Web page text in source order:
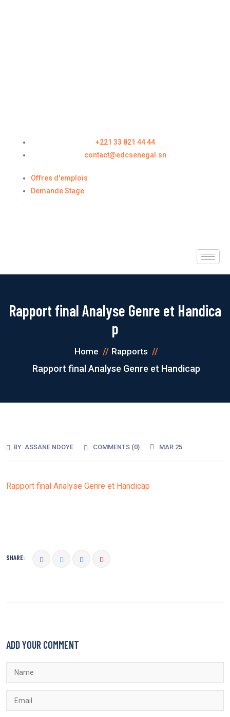
+221 33 821 44 44
contact@edcsenegal.sn
Offres d'emplois
Demande Stage
Rapport final Analyse Genre et Handica
p
Home Rapports
Rapport final Analyse Genre et Handicap
BY: ASSANE NDOYE COMMENTS (0) MAR 25
Rapport final Analyse Genre et Handicap
SHARE:
ADD YOUR COMMENT